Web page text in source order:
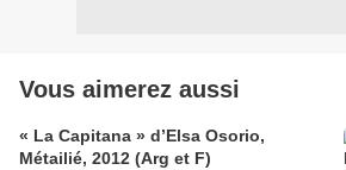
Vous aimerez aussi
« La Capitana » d’Elsa Osorio,
Métailié, 2012 (Arg et F)